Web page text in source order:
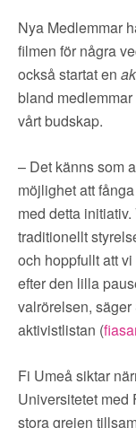
NYHETER
SÖK
Nya Medlemmar
filmen för några
också startat en
bland
vårt budskap.
– Det känns som
möjlighet att
med detta
traditionellt
och hoppfullt att
efter den lilla
valrörelsen,
aktivistlistan (
Fi Umeå siktar
Universitetet med
stora grejen